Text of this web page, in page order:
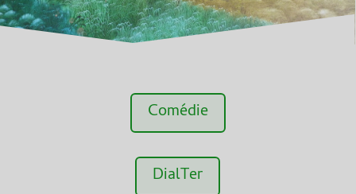
Comédie
DialTer